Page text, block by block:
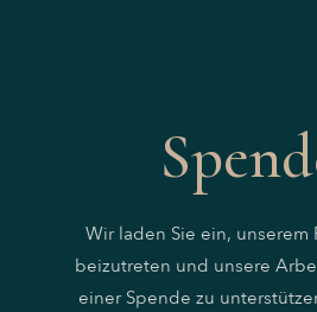
Wir laden Sie ein, unserem
beizutreten und unsere
einer Spende zu